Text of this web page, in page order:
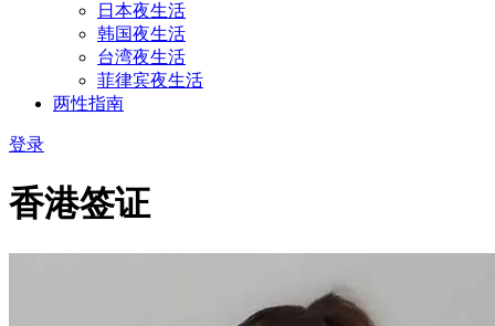
日本夜生活
韩国夜生活
台湾夜生活
菲律宾夜生活
两性指南
登录
香港签证